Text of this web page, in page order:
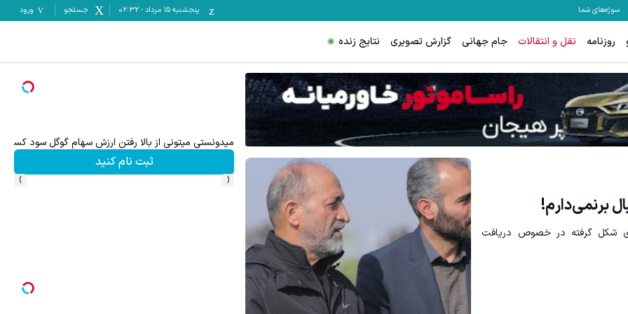
سوژه‌های شما پنجشنبه ۱۵ مرداد -
02:32 جستجو ورود
روزنامه نقل و انتقالات جام جهانی گزارش تصویری نتایج زنده
برنمی‌دارم!
شکل گرفته در خصوص دریافت
ترید XAUUSD با اسپرد از صفر پیپ
ثبت نام کنید
ترید EURUSD با اسپرد از صفر پیپ
ثبت نام کنید
‹
›